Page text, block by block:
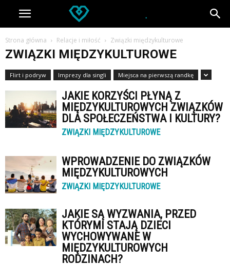
Strona główna Relacje i miłość Związki międzykulturowe
ZWIĄZKI MIĘDZYKULTUROWE
Flirt i podryw Imprezy dla singli Miejsca na pierwszą randkę
JAKIE KORZYŚCI PŁYNĄ Z
MIĘDZYKULTUROWYCH ZWIĄZKÓW
DLA SPOŁECZEŃSTWA I KULTURY?
ZWIĄZKI MIĘDZYKULTUROWE
WPROWADZENIE DO ZWIĄZKÓW
MIĘDZYKULTUROWYCH
ZWIĄZKI MIĘDZYKULTUROWE
JAKIE SĄ WYZWANIA, PRZED
KTÓRYMI STAJĄ DZIECI
WYCHOWYWANE W
MIĘDZYKULTUROWYCH
RODZINACH?